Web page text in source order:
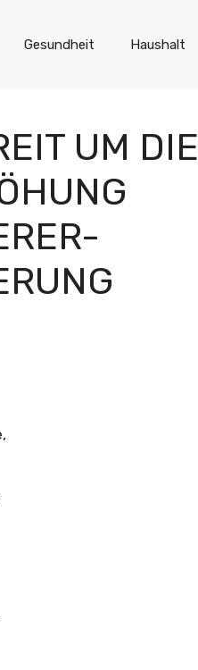
Gesundheit Haushalt
UM DIE